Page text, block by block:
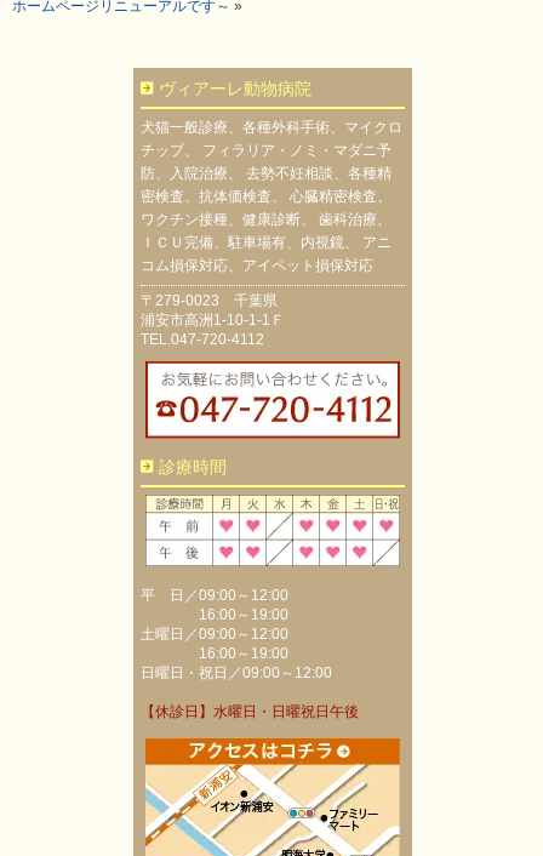
ホームページリニューアルです～ »
ヴィアーレ動物病院
犬猫一般診療、各種外科手術、マイクロ
チップ、 フィラリア・ノミ・マダニ予
防、入院治療、 去勢不妊相談、各種精
密検査、抗体価検査、 心臓精密検査、
ワクチン接種、健康診断、 歯科治療、
ＩＣＵ完備、駐車場有、内視鏡、 アニ
コム損保対応、アイペット損保対応
〒279-0023 千葉県
浦安市高洲1-10-1-1Ｆ
TEL.047-720-4112
診療時間
平 日／09:00～12:00
16:00～19:00
土曜日／09:00～12:00
16:00～19:00
日曜日・祝日／09:00～12:00
【休診日】水曜日・日曜祝日午後